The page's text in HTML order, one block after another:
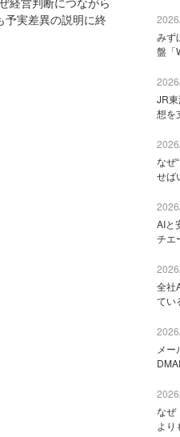
実差異の説明に終
みず
盤「
JR
想を
なぜ
せば
AIと
チエ
全社
てい
メ
なぜ
より